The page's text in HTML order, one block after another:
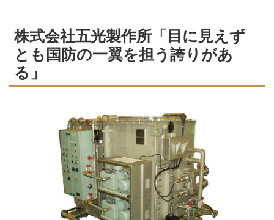
株式会社五光製作所「目に見えず
とも国防の一翼を担う誇りがあ
る」